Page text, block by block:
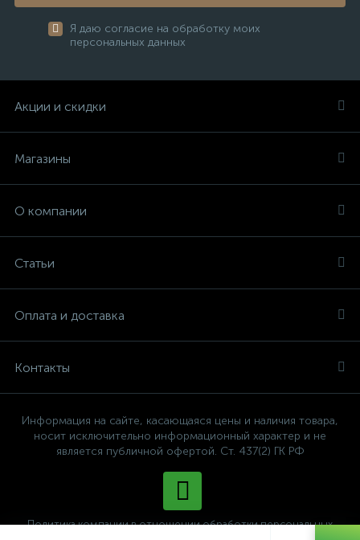
Я даю согласие на обработку моих
персональных данных
Акции и скидки
Магазины
О компании
Статьи
Оплата и доставка
Контакты
Информация на сайте, касающаяся цены и наличия товара,
носит исключительно информационный характер и не
является публичной офертой. Ст. 437(2) ГК РФ
Политика компании в отношении обработки персональных